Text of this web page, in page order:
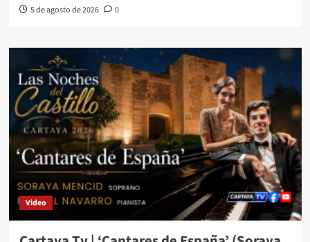
5 de agosto de 2026 0
Video